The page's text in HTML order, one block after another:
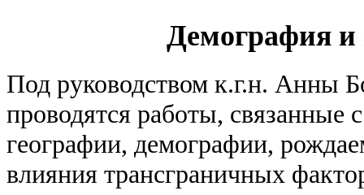
Демография и
Под руководством к.г.н. Анны
проводятся работы, связанные
географии, демографии,
влияния трансграничных